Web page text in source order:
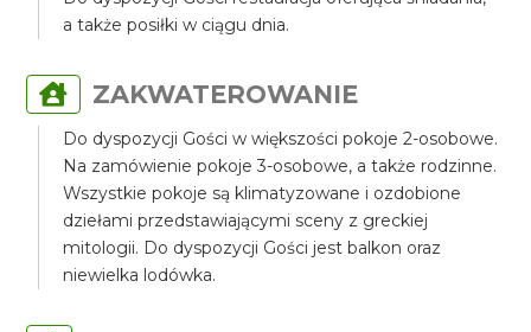
a także posiłki w ciągu dnia.
ZAKWATEROWANIE
Do dyspozycji Gości w większości pokoje 2-osobowe.
Na zamówienie pokoje 3-osobowe, a także rodzinne.
Wszystkie pokoje są klimatyzowane i ozdobione
dziełami przedstawiającymi sceny z greckiej
mitologii. Do dyspozycji Gości jest balkon oraz
niewielka lodówka.